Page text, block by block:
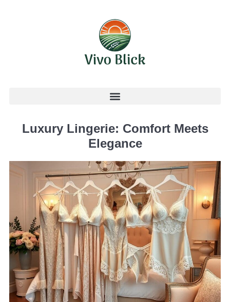
Luxury Lingerie: Comfort Meets
Elegance